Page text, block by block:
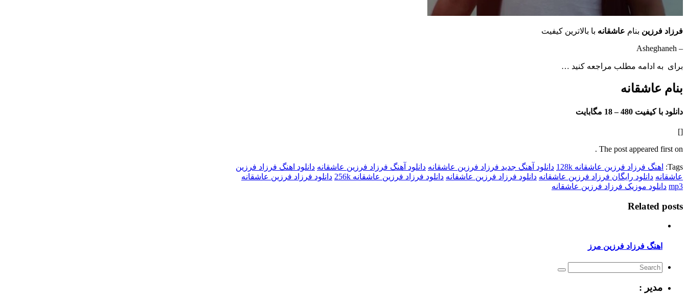
فرزاد فرزین بنام عاشقانه با بالاترین کیفیت
– Asheghaneh
برای به ادامه مطلب مراجعه کنید …
بنام عاشقانه
دانلود با کیفیت 480 – 18 مگابایت
[]
The post appeared first on .
Tags: اهنگ فرزاد فرزین عاشقانه 128k دانلود آهنگ جدید فرزاد فرزین عاشقانه دانلود آهنگ فرزاد فرزین عاشقانه دانلود اهنگ فرزاد فرزین
عاشقانه دانلود رایگان فرزاد فرزین عاشقانه دانلود فرزاد فرزین عاشقانه دانلود فرزاد فرزین عاشقانه 256k
دانلود فرزاد فرزین عاشقانه
mp3 دانلود موزیک فرزاد فرزین عاشقانه
Related posts
اهنگ فرزاد فرزین مرز
مدیر :